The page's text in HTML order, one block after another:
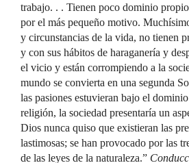
trabajo. . . Tienen poco dominio
por el más pequeño motivo.
y circunstancias de la vida, no tienen
y con sus hábitos de haraganería y
el vicio y están corrompiendo a la
mundo se convierta en una segunda
las pasiones estuvieran bajo el
religión, la sociedad presentaría un
Dios nunca quiso que existieran las
lastimosas; se han provocado por las
de las leyes de la naturaleza.”